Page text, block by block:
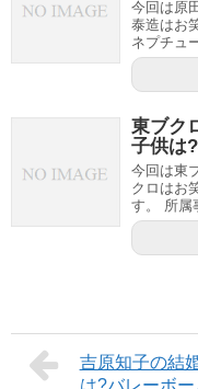
今回は原
泰造はお
ネプチュ
東ブク
子供は
今回は東
クロはお
す。 所属
吉原知子の結
は?バレーボ